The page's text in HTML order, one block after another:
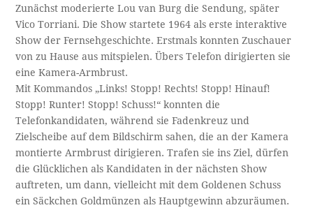
Zunächst moderierte Lou van Burg die Sendung, später
Vico Torriani. Die Show startete 1964 als erste interaktive
Show der Fernsehgeschichte. Erstmals konnten Zuschauer
von zu Hause aus mitspielen. Übers Telefon dirigierten sie
eine Kamera-Armbrust.
Mit Kommandos „Links! Stopp! Rechts! Stopp! Hinauf!
Stopp! Runter! Stopp! Schuss!“ konnten die
Telefonkandidaten, während sie Fadenkreuz und
Zielscheibe auf dem Bildschirm sahen, die an der Kamera
montierte Armbrust dirigieren. Trafen sie ins Ziel, dürfen
die Glücklichen als Kandidaten in der nächsten Show
auftreten, um dann, vielleicht mit dem Goldenen Schuss
ein Säckchen Goldmünzen als Hauptgewinn abzuräumen.